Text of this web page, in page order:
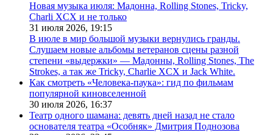
Новая музыка июля: Мадонна, Rolling Stones, Tricky,
Charli XCX и не только
31 июля 2026, 19:15
В июле в мир большой музыки вернулись гранды.
Слушаем новые альбомы ветеранов сцены разной
степени «выдержки» — Мадонны, Rolling Stones, The
Strokes, а так же Tricky, Charlie XCX и Jack White.
Как смотреть «Человека-паука»: гид по фильмам
популярной киновселенной
30 июля 2026, 16:37
Театр одного шамана: девять дней назад не стало
основателя театра «Особняк» Дмитрия Поднозова